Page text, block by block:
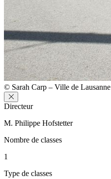
© Sarah Carp – Ville de Lausanne
Directeur
M. Philippe Hofstetter
Nombre de classes
1
Type de classes